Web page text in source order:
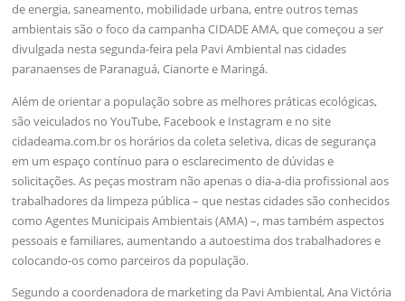
de energia, saneamento, mobilidade urbana, entre outros temas
ambientais são o foco da campanha CIDADE AMA, que começou a ser
divulgada nesta segunda-feira pela Pavi Ambiental nas cidades
paranaenses de Paranaguá, Cianorte e Maringá.
Além de orientar a população sobre as melhores práticas ecológicas,
são veiculados no YouTube, Facebook e Instagram e no site
cidadeama.com.br os horários da coleta seletiva, dicas de segurança
em um espaço contínuo para o esclarecimento de dúvidas e
solicitações. As peças mostram não apenas o dia-a-dia profissional aos
trabalhadores da limpeza pública – que nestas cidades são conhecidos
como Agentes Municipais Ambientais (AMA) –, mas também aspectos
pessoais e familiares, aumentando a autoestima dos trabalhadores e
colocando-os como parceiros da população.
Segundo a coordenadora de marketing da Pavi Ambiental, Ana Victória